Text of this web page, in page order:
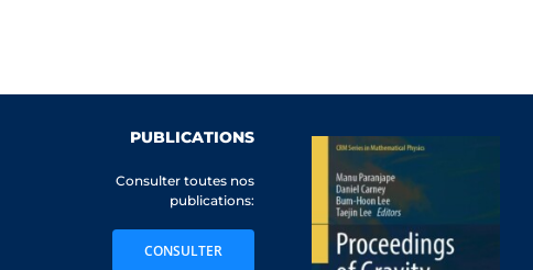
PUBLICATIONS
Consulter toutes nos
publications:
CONSULTER